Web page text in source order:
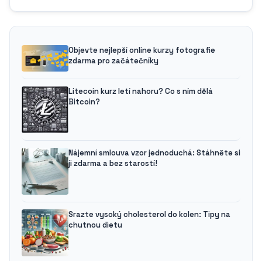
Objevte nejlepší online kurzy fotografie
zdarma pro začátečníky
Litecoin kurz letí nahoru? Co s ním dělá
Bitcoin?
Nájemní smlouva vzor jednoduchá: Stáhněte si
ji zdarma a bez starostí!
Srazte vysoký cholesterol do kolen: Tipy na
chutnou dietu